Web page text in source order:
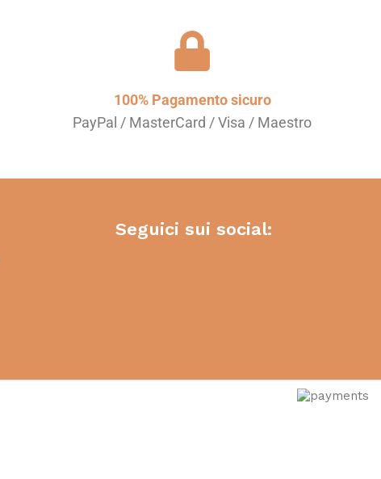
100% Pagamento sicuro
PayPal / MasterCard / Visa / Maestro
Seguici sui social: